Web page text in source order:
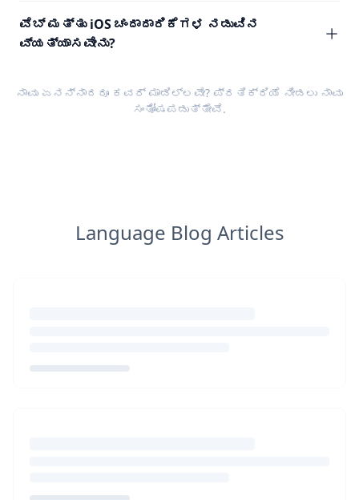
ವೆಬ್ ಮತ್ತು iOS ಚಂದಾದಾರಿಕೆಗಳ ನಡುವಿನ
ವ್ಯತ್ಯಾಸವೇನು?
ನಾವು ಏನನ್ನಾದರೂ ಕವರ್ ಮಾಡಿಲ್ಲವೇ? ಪ್ರತಿಕ್ರಿಯೆ ನೀಡಲು ನಾವು
ಸಂತೋಷಪಡುತ್ತೇವೆ.
Language Blog Articles